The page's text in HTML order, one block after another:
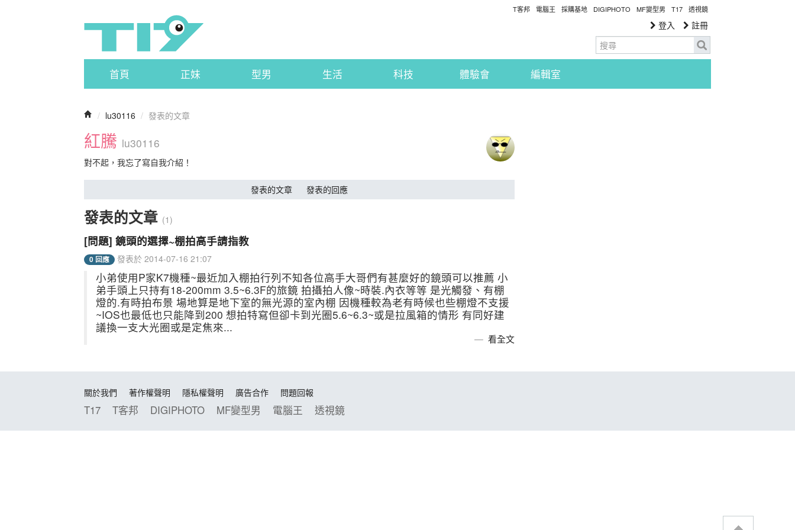
T客邦 電腦王 採購基地 DIGIPHOTO MF變型男 T17 透視鏡
登入 註冊
首頁 正妹 型男 生活 科技 體驗會 編輯室
/ lu30116 / 發表的文章
紅騰 lu30116
對不起，我忘了寫自我介紹！
發表的文章 發表的回應
發表的文章 (1)
[問題] 鏡頭的選擇~棚拍高手請指教
0 回應 發表於 2014-07-16 21:07
小弟使用P家K7機種~最近加入棚拍行列不知各位高手大哥們有甚麼好的鏡頭可以推薦 小
弟手頭上只持有18-200mm 3.5~6.3F的旅鏡 拍攝拍人像~時裝.內衣等等 是光觸發、有棚
燈的.有時拍布景 場地算是地下室的無光源的室內棚 因機種較為老有時候也些棚燈不支援
~IOS也最低也只能降到200 想拍特寫但卻卡到光圈5.6~6.3~或是拉風箱的情形 有同好建
議換一支大光圈或是定焦來...
看全文
關於我們 著作權聲明 隱私權聲明 廣告合作 問題回報
T17 T客邦 DIGIPHOTO MF變型男 電腦王 透視鏡